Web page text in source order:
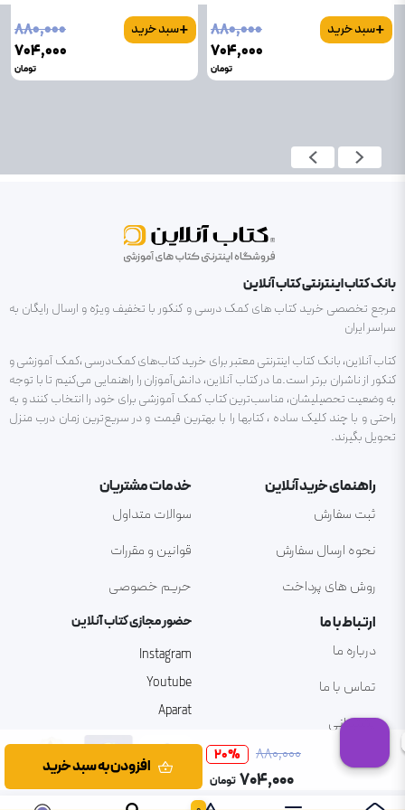
۸۸۰٬۰۰۰ 20%
۷۰۴٬۰۰۰ تومان
افزودن به سبد خرید
+سبد خرید
۸۸۰٬۰۰۰
۷۰۴٬۰۰۰
تومان
+سبد خرید
۸۸۰٬۰۰۰
۷۰۴٬۰۰۰
تومان
بانک کتاب اینترنتی کتاب آنلاین
مرجع تخصصی خرید کتاب های کمک درسی و کنکور با تخفیف ویژه و ارسال رایگان به
سراسر ایران
کتاب آنلاین، بانک کتاب اینترنتی معتبر برای خرید کتاب‌های کمک‌درسی ،کمک آموزشی و
کنکور از ناشران برتر است.ما در کتاب آنلاین، دانش‌آموزان را راهنمایی می‌کنیم تا با توجه
به وضعیت تحصیلیشان، مناسب‌ترین کتاب کمک آموزشی برای خود را انتخاب کنند و به
راحتی و با چند کلیک ساده ، کتابها را با بهترین قیمت و در سریع‌ترین زمان درب منزل
تحویل بگیرند.
راهنمای خرید آنلاین
ثبت سفارش
نحوه ارسال سفارش
روش های پرداخت
خدمات مشتریان
سوالات متداول
قوانین و مقررات
حریم خصوصی
ارتباط با ما
درباره ما
تماس با ما
پشتیبانی
حضور مجازی کتاب آنلاین
Instagram
Youtube
Aparat